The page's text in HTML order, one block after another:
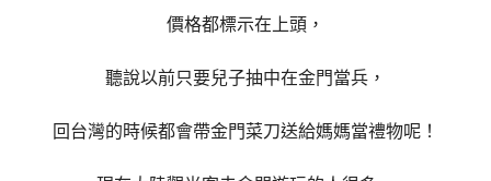
價格都標示在上頭，
聽說以前只要兒子抽中在金門當兵，
回台灣的時候都會帶金門菜刀送給媽媽當禮物呢！